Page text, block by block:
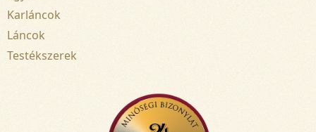
Karláncok
Láncok
Testékszerek